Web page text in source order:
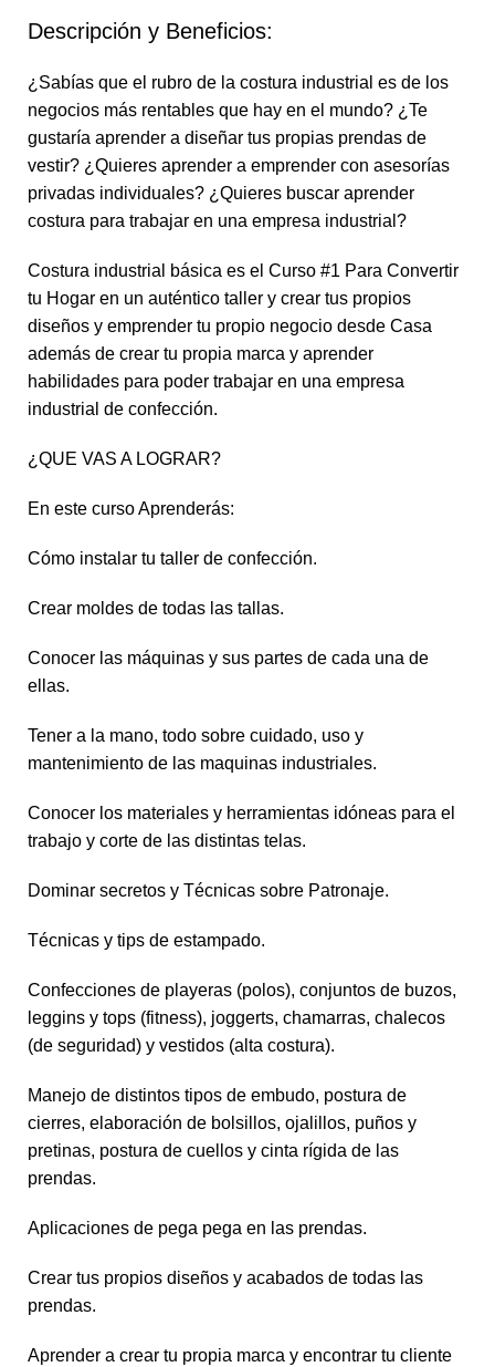
Descripción y Beneficios:
¿Sabías que el rubro de la costura industrial es de los
negocios más rentables que hay en el mundo? ¿Te
gustaría aprender a diseñar tus propias prendas de
vestir? ¿Quieres aprender a emprender con asesorías
privadas individuales? ¿Quieres buscar aprender
costura para trabajar en una empresa industrial?
Costura industrial básica es el Curso #1 Para Convertir
tu Hogar en un auténtico taller y crear tus propios
diseños y emprender tu propio negocio desde Casa
además de crear tu propia marca y aprender
habilidades para poder trabajar en una empresa
industrial de confección.
¿QUE VAS A LOGRAR?
En este curso Aprenderás:
Cómo instalar tu taller de confección.
Crear moldes de todas las tallas.
Conocer las máquinas y sus partes de cada una de
ellas.
Tener a la mano, todo sobre cuidado, uso y
mantenimiento de las maquinas industriales.
Conocer los materiales y herramientas idóneas para el
trabajo y corte de las distintas telas.
Dominar secretos y Técnicas sobre Patronaje.
Técnicas y tips de estampado.
Confecciones de playeras (polos), conjuntos de buzos,
leggins y tops (fitness), joggerts, chamarras, chalecos
(de seguridad) y vestidos (alta costura).
Manejo de distintos tipos de embudo, postura de
cierres, elaboración de bolsillos, ojalillos, puños y
pretinas, postura de cuellos y cinta rígida de las
prendas.
Aplicaciones de pega pega en las prendas.
Crear tus propios diseños y acabados de todas las
prendas.
Aprender a crear tu propia marca y encontrar tu cliente